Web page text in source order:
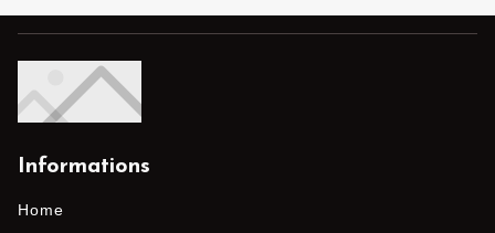
Informations
Home